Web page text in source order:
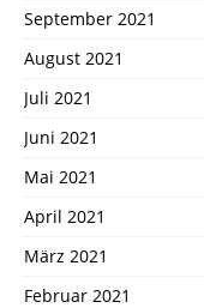
September 2021
August 2021
Juli 2021
Juni 2021
Mai 2021
April 2021
März 2021
Februar 2021